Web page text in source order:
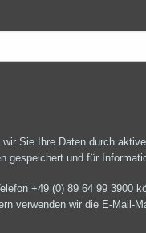
Sie Ihre Daten durch
gespeichert und für
+49 (0) 89 64 99 3900
verwenden wir die E-